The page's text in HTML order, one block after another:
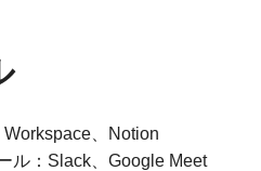
、Notion
ル：Slack、Google Meet